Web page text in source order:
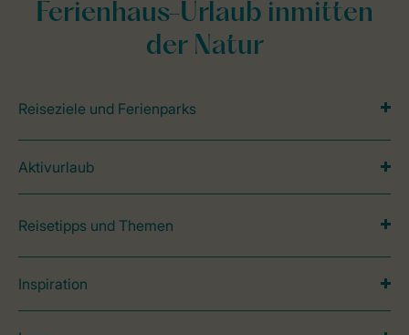
Ferienhaus-Urlaub inmitten
der Natur
Reiseziele und Ferienparks
Aktivurlaub
Reisetipps und Themen
Inspiration